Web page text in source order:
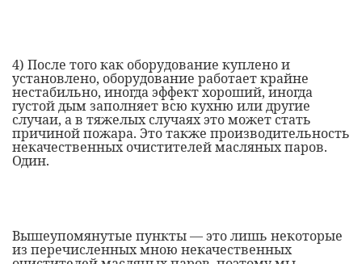
4) После того как оборудование куплено и
установлено, оборудование работает крайне
нестабильно, иногда эффект хороший, иногда
густой дым заполняет всю кухню или другие
случаи, а в тяжелых случаях это может стать
причиной пожара. Это также производительность
некачественных очистителей масляных паров.
Один.
Вышеупомянутые пункты — это лишь некоторые
из перечисленных мною некачественных